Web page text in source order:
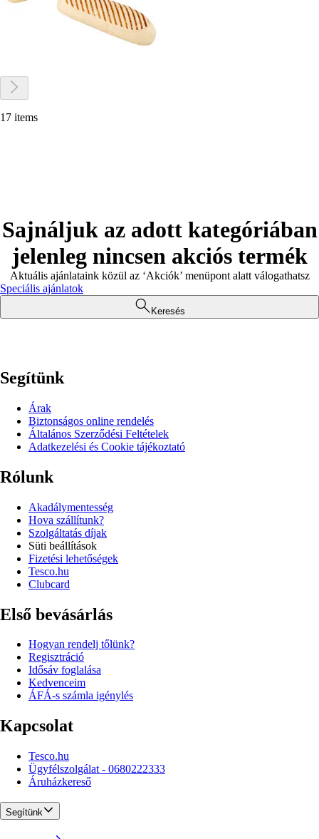
17 items
Sajnáljuk az adott kategóriában
jelenleg nincsen akciós termék
Aktuális ajánlataink közül az ‘Akciók’ menüpont alatt válogathatsz
Speciális ajánlatok
Keresés
Segítünk
Árak
Biztonságos online rendelés
Általános Szerződési Feltételek
Adatkezelési és Cookie tájékoztató
Rólunk
Akadálymentesség
Hova szállítunk?
Szolgáltatás díjak
Süti beállítások
Fizetési lehetőségek
Tesco.hu
Clubcard
Első bevásárlás
Hogyan rendelj tőlünk?
Regisztráció
Idősáv foglalása
Kedvenceim
ÁFÁ-s számla igénylés
Kapcsolat
Tesco.hu
Ügyfélszolgálat - 0680222333
Áruházkereső
Segítünk